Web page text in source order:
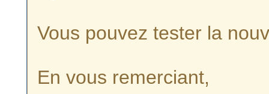
Vous pouvez tester la
En vous remerciant,